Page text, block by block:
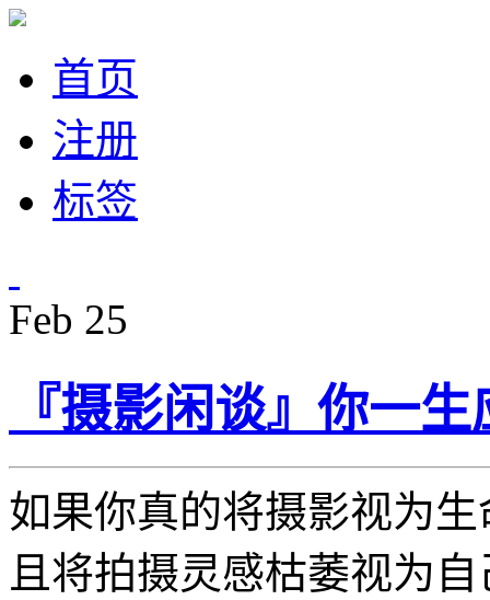
首页
注册
标签
Feb 25
『摄影闲谈』你一
如果你真的将摄影视为
且将拍摄灵感枯萎视为